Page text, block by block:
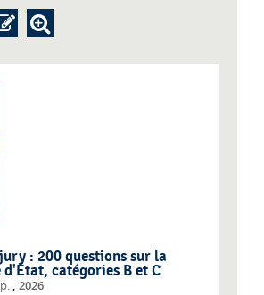
: 200 questions sur la
catégories B et C
, 2026